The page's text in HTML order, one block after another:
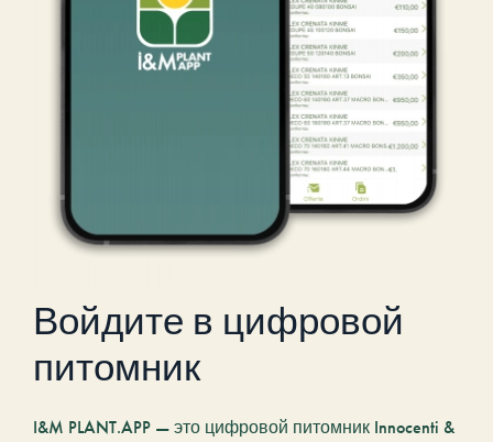
Войдите в цифровой
питомник
I&M PLANT.APP — это цифровой питомник Innocenti &